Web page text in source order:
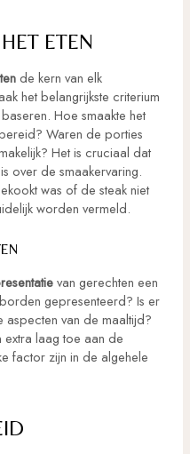
ETEN
de kern van elk
het belangrijkste criterium
Hoe smaakte het
Waren de porties
Het is cruciaal dat
over de smaakervaring.
was of de steak niet
worden vermeld.
van gerechten een
gepresenteerd? Is er
aspecten van de maaltijd?
extra laag toe aan de
factor zijn in de algehele